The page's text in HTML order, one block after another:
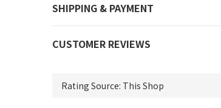
SHIPPING & PAYMENT
CUSTOMER REVIEWS